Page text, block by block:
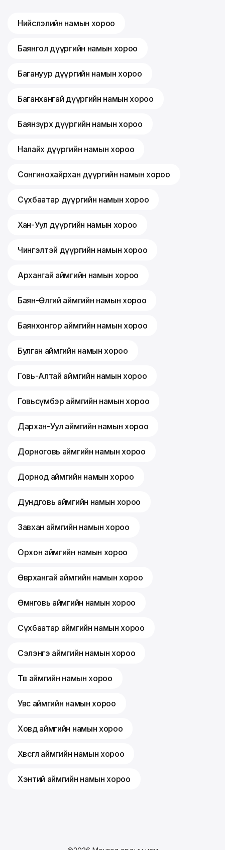
Нийслэлийн намын хороо
Баянгол дүүргийн намын хороо
Багануур дүүргийн намын хороо
Баганхангай дүүргийн намын хороо
Баянзүрх дүүргийн намын хороо
Налайх дүүргийн намын хороо
Сонгинохайрхан дүүргийн намын хороо
Сүхбаатар дүүргийн намын хороо
Хан-Уул дүүргийн намын хороо
Чингэлтэй дүүргийн намын хороо
Архангай аймгийн намын хороо
Баян-Өлгий аймгийн намын хороо
Баянхонгор аймгийн намын хороо
Булган аймгийн намын хороо
Говь-Алтай аймгийн намын хороо
Говьсүмбэр аймгийн намын хороо
Дархан-Уул аймгийн намын хороо
Дорноговь аймгийн намын хороо
Дорнод аймгийн намын хороо
Дундговь аймгийн намын хороо
Завхан аймгийн намын хороо
Орхон аймгийн намын хороо
Өвөрхангай аймгийн намын хороо
Өмнөговь аймгийн намын хороо
Сүхбаатар аймгийн намын хороо
Сэлэнгэ аймгийн намын хороо
Төв аймгийн намын хороо
Увс аймгийн намын хороо
Ховд аймгийн намын хороо
Хөвсгөл аймгийн намын хороо
Хэнтий аймгийн намын хороо